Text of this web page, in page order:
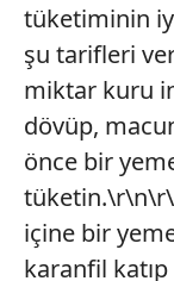
tüketiminin
şu tarifleri
miktar kuru
dövüp,
önce bir
içine bir
karanfil